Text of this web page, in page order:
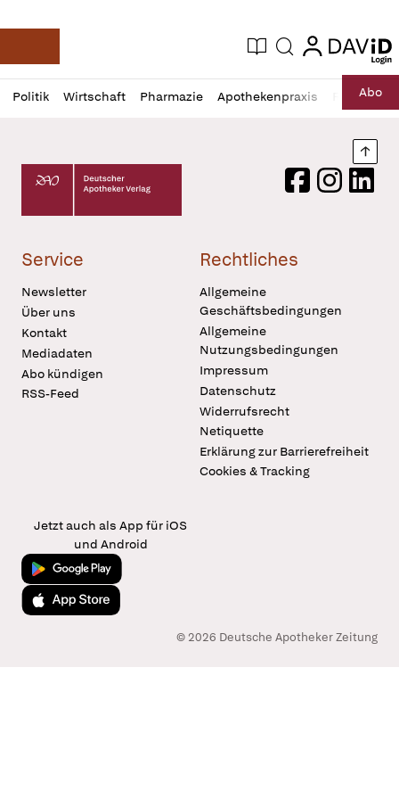
Deutsche Apotheker Zeitung
Aktuelle Ausgabe
Suche login
login
Politik Wirtschaft Pharmazie Apothekenpraxis RechtAbo
Profil
öffnen
Daz
Pur
Deutscher Apotheker Verlag Logo
FacebookInstagram
Service
Newsletter
Über uns
Kontakt
Mediadaten
Abo kündigen
RSS-Feed
Rechtliches
Allgemeine
Geschäftsbedingungen
Allgemeine
Nutzungsbedingungen
Impressum
Datenschutz
Widerrufsrecht
Netiquette
Erklärung zur Barrierefreiheit
Cookies & Tracking
Jetzt auch als App für iOS
und Android
Jetzt bei Google Play
Laden im App Store
© 2026 Deutsche Apotheker Zeitung